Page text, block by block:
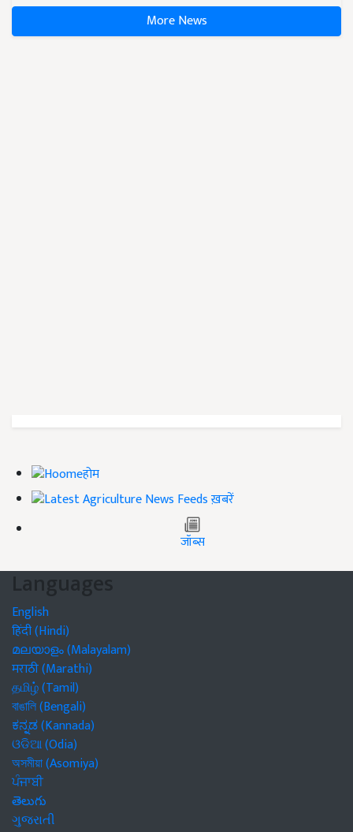
More News
होम
ख़बरें
जॉब्स
Languages
English
हिंदी (Hindi)
മലയാളം (Malayalam)
मराठी (Marathi)
தமிழ் (Tamil)
বাঙালি (Bengali)
ಕನ್ನಡ (Kannada)
ଓଡିଆ (Odia)
অসমীয়া (Asomiya)
ਪੰਜਾਬੀ
తెలుగు
ગુજરાતી